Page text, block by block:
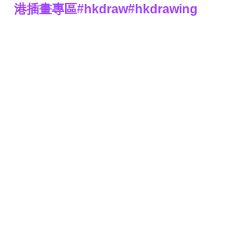
港插畫專區#hkdraw#hkdrawing